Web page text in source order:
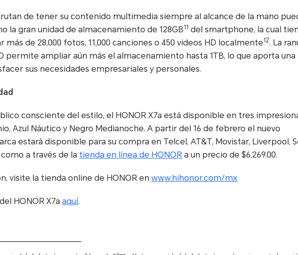
de tener su contenido multimedia siempre al alcance de la mano
la gran unidad de almacenamiento de 128GB11 del smartphone, la cual
más de 28,000 fotos, 11,000 canciones o 450 videos HD localmente12. La
permite ampliar aún más el almacenamiento hasta 1TB, lo que aporta una
sus necesidades empresariales y personales.
consciente del estilo, el HONOR X7a está disponible en tres
Azul Náutico y Negro Medianoche. A partir del 16 de febrero el nuevo
estará disponible para su compra en Telcel, AT&T, Movistar, Liverpool,
a través de la tienda en línea de HONOR a un precio de $6,269.00.
visite la tienda online de HONOR en www.hihonor.com/mx
HONOR X7a aquí.